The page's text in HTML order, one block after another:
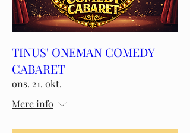
TINUS' ONEMAN COMEDY
CABARET
ons. 21. okt.
Mere info